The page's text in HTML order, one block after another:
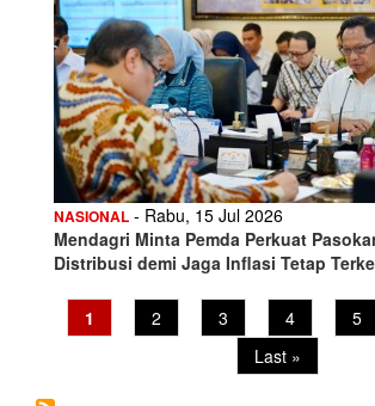
NASIONAL - Rabu, 15 Jul 2026
Mendagri Minta Pemda Perkuat
Distribusi demi Jaga Inflasi Tetap
Pagination
Current
page
1 Page
2 Page
3 Page
4 5
Last
page
Last »